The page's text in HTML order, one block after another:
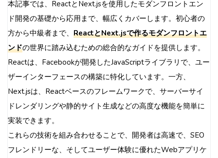
本記事では、ReactとNext.jsを使用したモダンフロントエン
ド開発の基礎から応用まで、幅広くカバーします。初心者の
方から中級者まで、 ReactとNext.jsで作るモダンフロントエ
ンドの世界に踏み込むための総合的なガイドを提供します。
Reactは、Facebookが開発したJavaScriptライブラリで、ユー
ザーインターフェースの構築に特化しています。一方、
Next.jsは、Reactベースのフレームワークで、サーバーサイ
ドレンダリングや静的サイト生成などの高度な機能を簡単に
実装できます。
これらの技術を組み合わせることで、開発者は高速で、SEO
フレンドリーな、そしてユーザー体験に優れたWebアプリケ